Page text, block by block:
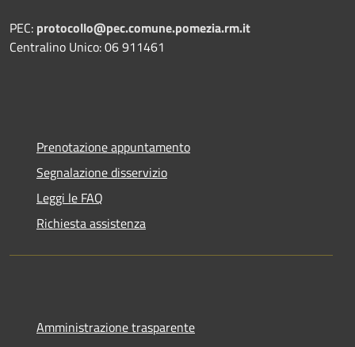
PEC: protocollo@pec.comune.pomezia.rm.it
Centralino Unico: 06 911461
Prenotazione appuntamento
Segnalazione disservizio
Leggi le FAQ
Richiesta assistenza
Amministrazione trasparente